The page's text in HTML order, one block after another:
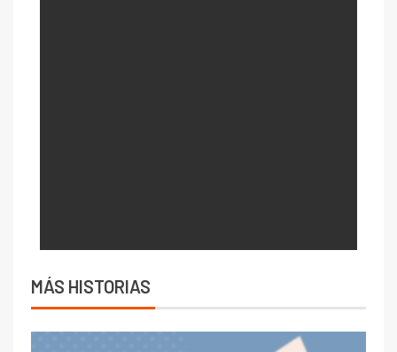
MÁS HISTORIAS